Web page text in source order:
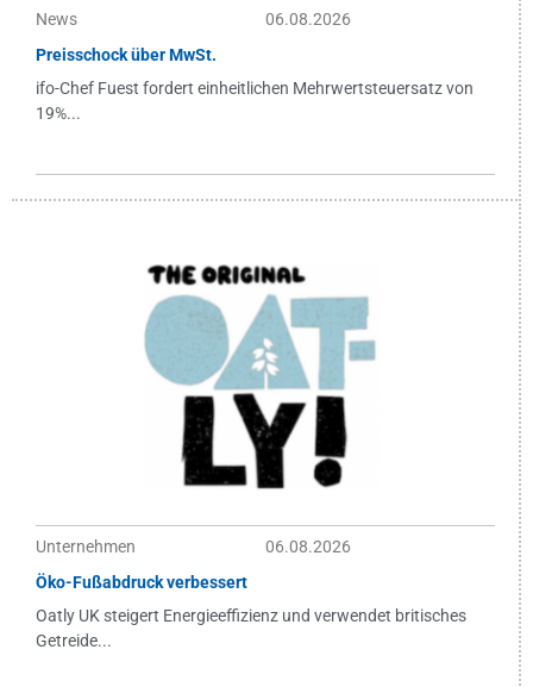
News
06.08.2026
Preisschock über MwSt.
ifo-Chef Fuest fordert einheitlichen Mehrwertsteuersatz von
19%...
Unternehmen
06.08.2026
Öko-Fußabdruck verbessert
Oatly UK steigert Energieeffizienz und verwendet britisches
Getreide...